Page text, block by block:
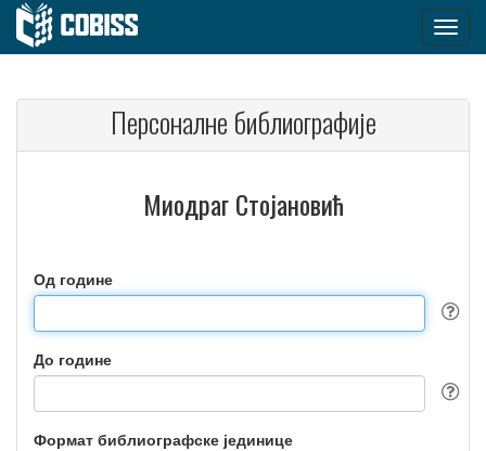
Персоналне библиографије
Миодраг Стојановић
Од године
До године
Формат библиографске јединице